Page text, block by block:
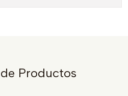
de Productos